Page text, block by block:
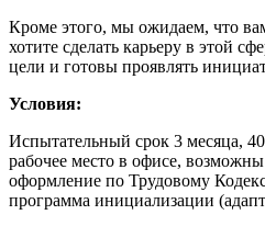
Кроме этого, мы ожидаем, что
хотите сделать карьеру в этой
цели и готовы проявлять
Условия:
Испытательный срок 3 месяца,
рабочее место в офисе,
оформление по Трудовому
программа инициализации